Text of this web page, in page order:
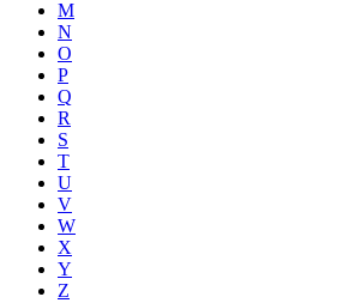
M
N
O
P
Q
R
S
T
U
V
W
X
Y
Z